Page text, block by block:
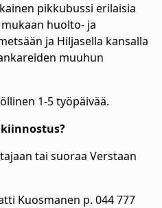
pikkubussi erilaisia
huolto- ja
ja Hiljasella kansalla
muuhun
1-5 työpäivää.
tai suoraa Verstaan
Kuosmanen p. 044 777